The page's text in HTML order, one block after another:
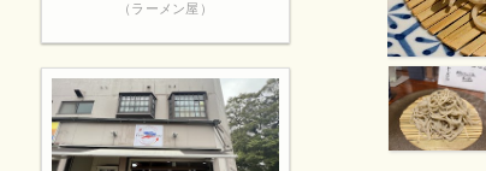
（ラーメン屋）